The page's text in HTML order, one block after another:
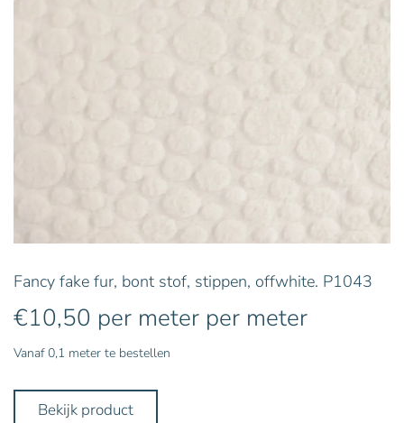
Fancy fake fur, bont stof, stippen, offwhite. P1043
€10,50 per meter per meter
Vanaf 0,1 meter te bestellen
Bekijk product